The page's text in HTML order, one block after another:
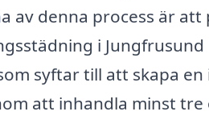
av denna process är
i
syftar till att skapa
att inhandla minst